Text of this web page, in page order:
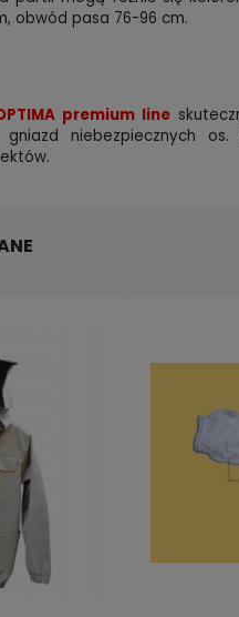
obwód pasa 76-96 cm.
premium line
niebezpiecznych